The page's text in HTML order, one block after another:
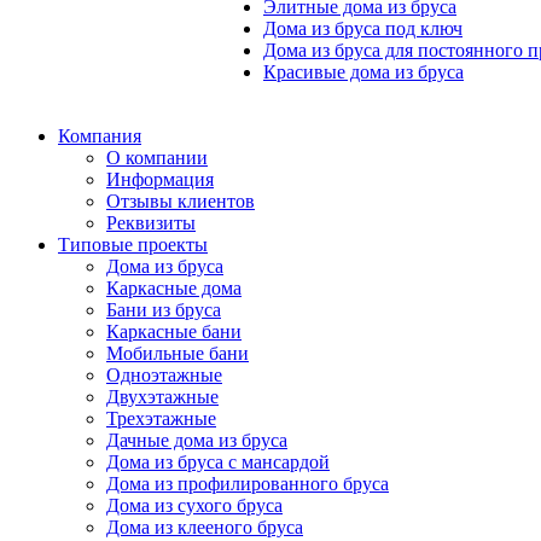
Элитные дома из бруса
Дома из бруса под ключ
Дома из бруса для постоянного
Красивые дома из бруса
Компания
О компании
Информация
Отзывы клиентов
Реквизиты
Типовые проекты
Дома из бруса
Каркасные дома
Бани из бруса
Каркасные бани
Мобильные бани
Одноэтажные
Двухэтажные
Трехэтажные
Дачные дома из бруса
Дома из бруса с мансардой
Дома из профилированного бруса
Дома из сухого бруса
Дома из клееного бруса